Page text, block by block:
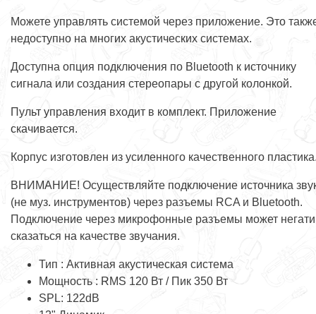
Можете управлять системой через приложение. Это
недоступно на многих акустических системах.
Доступна опция подключения по Bluetooth к источнику
сигнала или создания стереопары с другой колонкой.
Пульт управления входит в комплект. Приложение
скачивается.
Корпус изготовлен из усиленного качественного
ВНИМАНИЕ! Осуществляйте подключение источника
(не муз. инструментов) через разъемы RCA и Bluetooth.
Подключение через микрофонные разъемы может
сказаться на качестве звучания.
Тип : Активная акустическая система
Мощность : RMS 120 Вт / Пик 350 Вт
SPL: 122dB